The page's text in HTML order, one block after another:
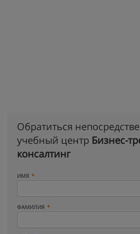
Обратиться
учебный центр Бизнес-
консалтинг
ИМЯ
ФАМИЛИЯ